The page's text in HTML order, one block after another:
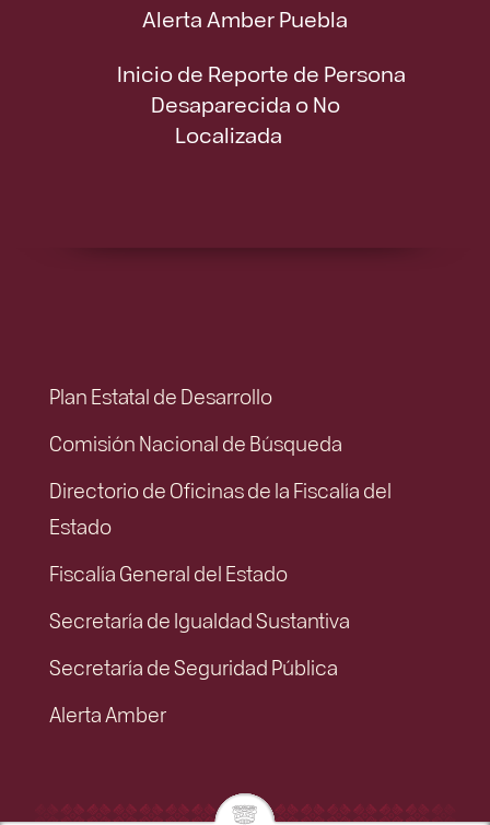
Alerta Amber Puebla
Inicio de Reporte de Persona
Desaparecida o No
Localizada
Plan Estatal de Desarrollo
Comisión Nacional de Búsqueda
Directorio de Oficinas de la Fiscalía del
Estado
Fiscalía General del Estado
Secretaría de Igualdad Sustantiva
Secretaría de Seguridad Pública
Alerta Amber